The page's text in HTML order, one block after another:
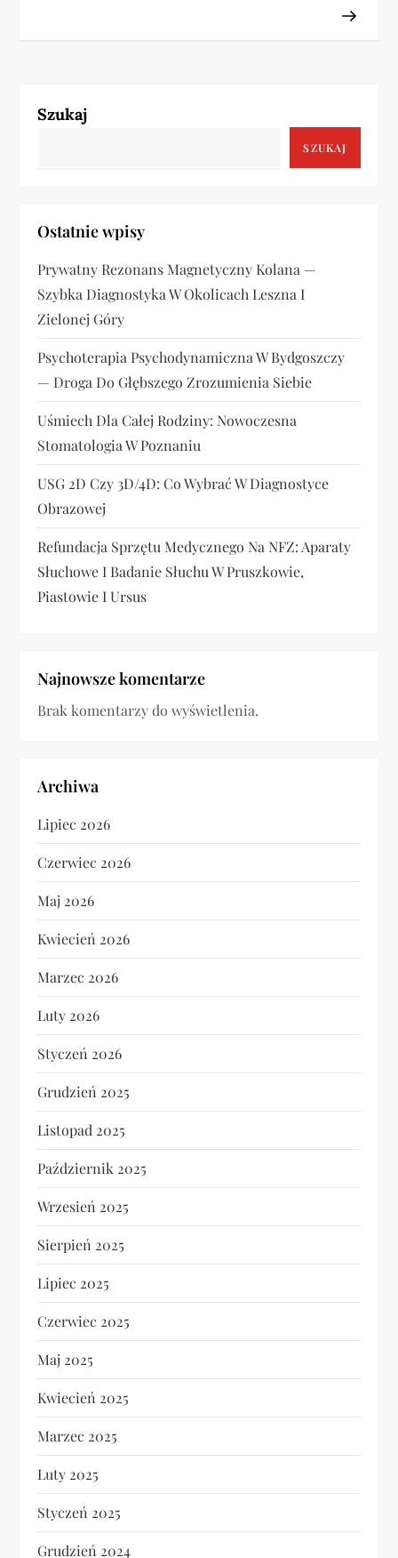
c
w
p
i
s
u
Szukaj
SZUKAJ
Ostatnie wpisy
Prywatny Rezonans Magnetyczny Kolana —
Szybka Diagnostyka W Okolicach Leszna I
Zielonej Góry
Psychoterapia Psychodynamiczna W Bydgoszczy
— Droga Do Głębszego Zrozumienia Siebie
Uśmiech Dla Całej Rodziny: Nowoczesna
Stomatologia W Poznaniu
USG 2D Czy 3D/4D: Co Wybrać W Diagnostyce
Obrazowej
Refundacja Sprzętu Medycznego Na NFZ: Aparaty
Słuchowe I Badanie Słuchu W Pruszkowie,
Piastowie I Ursus
Najnowsze komentarze
Brak komentarzy do wyświetlenia.
Archiwa
Lipiec 2026
Czerwiec 2026
Maj 2026
Kwiecień 2026
Marzec 2026
Luty 2026
Styczeń 2026
Grudzień 2025
Listopad 2025
Październik 2025
Wrzesień 2025
Sierpień 2025
Lipiec 2025
Czerwiec 2025
Maj 2025
Kwiecień 2025
Marzec 2025
Luty 2025
Styczeń 2025
Grudzień 2024